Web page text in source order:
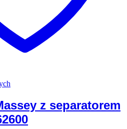
z separatorem